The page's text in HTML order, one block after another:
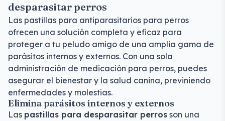
desparasitar perros
Las pastillas para antiparasitarios para perros
ofrecen una solución completa y eficaz para
proteger a tu peludo amigo de una amplia gama de
parásitos internos y externos. Con una sola
administración de medicación para perros, puedes
asegurar el bienestar y la salud canina, previniendo
enfermedades y molestias.
Elimina parásitos internos y externos
Las pastillas para desparasitar perros son una